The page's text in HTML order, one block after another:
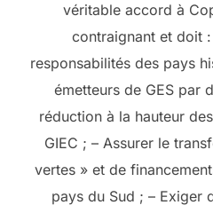
véritable accord à
contraignant et doit
responsabilités des pays
émetteurs de GES par
réduction à la hauteur
GIEC ; – Assurer le
vertes » et de
pays du Sud ; – Exiger